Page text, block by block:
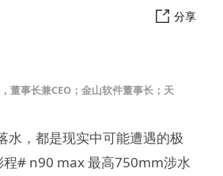
分享
董事长兼CEO；金山软件董事长；天
水，都是现实中可能遭遇的极
程# n90 max 最高750mm涉水